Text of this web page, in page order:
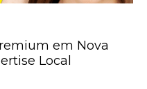
em Nova
Local